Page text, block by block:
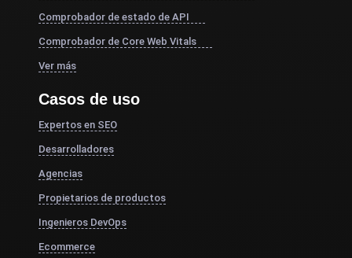
Comprobador de estado de API
Comprobador de Core Web Vitals
Ver más
Casos de uso
Expertos en SEO
Desarrolladores
Agencias
Propietarios de productos
Ingenieros DevOps
Ecommerce